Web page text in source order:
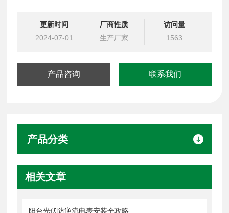
系统（EMS）与之进行通讯，根据实时功率及累计电能实
现防逆流、调节发电量、电池充放电等功能，可双向计
更新时间
2024-07-01
厂商性质
生产厂家
访问量
1563
产品咨询 联系我们
产品分类
相关文章
阳台光伏防逆流电表安装全攻略